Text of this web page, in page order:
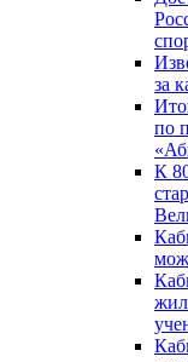
за
по
К